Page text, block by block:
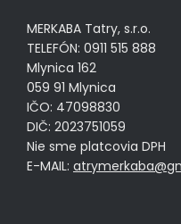
MERKABA Tatry, s.r.o.
TELEFÓN: 0911 515 888
Mlynica 162
059 91 Mlynica
IČO: 47098830
DIČ: 2023751059
Nie sme platcovia DPH
E-MAIL: